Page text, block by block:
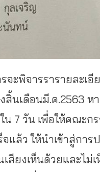
ะพิจารรารายละเ
สิ้นเดือนมี.ค.2563
น 7 วัน เพื่อให้คณะ
จแล้ว ให้นำเข้าสู่กา
เสียงเห็นด้วยและไ